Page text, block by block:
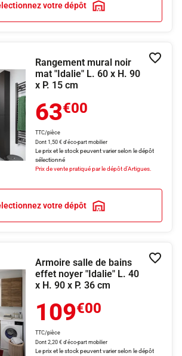
votre dépôt
Rangement mural noir
mat "Idalie" L. 60 x H. 90
x P. 15 cm
63€00
TTC/pièce
Dont 1,50 € d'éco-part mobilier
Le prix et le stock peuvent varier selon le dépôt
sélectionné
Prix de vente pratiqué par le dépôt d'Artigues.
votre dépôt
Armoire salle de bains
effet noyer "Idalie" L. 40
x H. 90 x P. 36 cm
109€00
TTC/pièce
Dont 2,20 € d'éco-part mobilier
Le prix et le stock peuvent varier selon le dépôt